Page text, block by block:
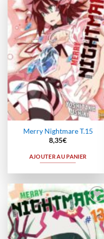
Ajouter
à la
wishlist
Merry Nightmare T.15
8,35€
AJOUTER AU PANIER
Ajouter
à la
wishlist